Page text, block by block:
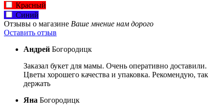
Красный
Синий
Отзывы о магазине Ваше мнение нам дорого
Оставить отзыв
Андрей Богородицк
Заказал букет для мамы. Очень оперативно доставили.
Цветы хорошего качества и упаковка. Рекомендую, так
держать
Яна Богородицк